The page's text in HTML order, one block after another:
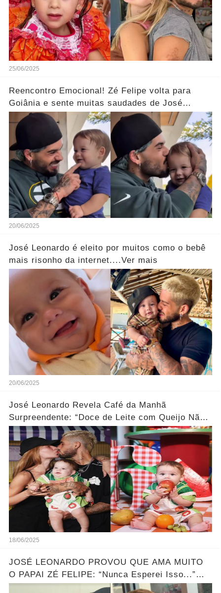
25/06/2025
Reencontro Emocional! Zé Felipe volta para
Goiânia e sente muitas saudades de José
Leonardo
20/06/2025
José Leonardo é eleito por muitos como o bebê
mais risonho da internet....Ver mais
20/06/2025
José Leonardo Revela Café da Manhã
Surpreendente: “Doce de Leite com Queijo Não
Esperava!”... Ver Mais
18/06/2025
JOSÉ LEONARDO PROVOU QUE AMA MUITO
O PAPAI ZÉ FELIPE: “Nunca Esperei Isso...”